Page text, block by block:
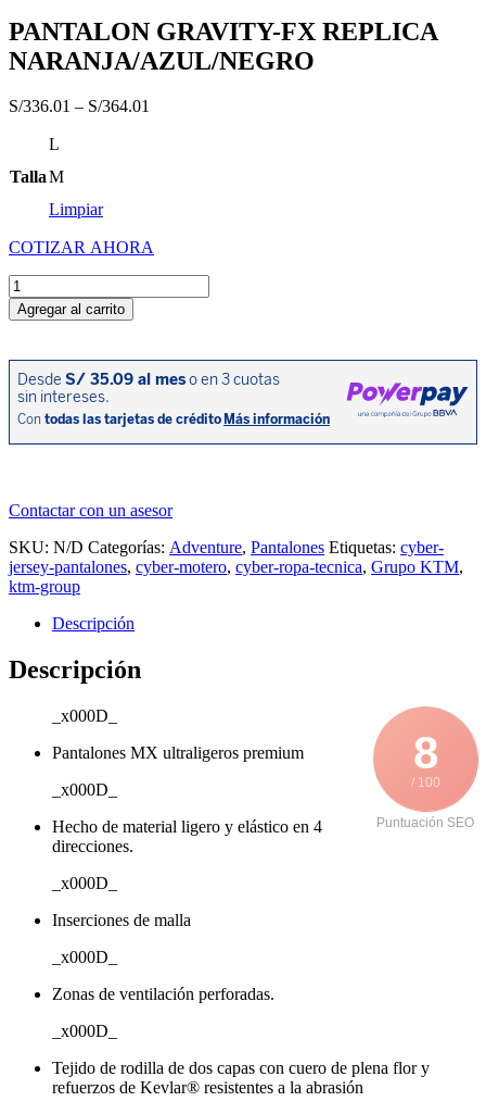
PANTALON GRAVITY-FX REPLICA
NARANJA/AZUL/NEGRO
S/336.01 – S/364.01
Talla
L
M
Limpiar
COTIZAR AHORA
PANTALON
GRAVITY-
FX
NARANJA/AZUL/NEGRO
cantidad
Agregar al carrito
Contactar con un asesor
SKU: N/D Categorías: Adventure, Pantalones Etiquetas: cyber-
jersey-pantalones, cyber-motero, cyber-ropa-tecnica, Grupo KTM,
ktm-group
Descripción
Descripción
8
/ 100
Puntuación SEO
_x000D_
Pantalones MX ultraligeros premium
_x000D_
Hecho de material ligero y elástico en 4
direcciones.
_x000D_
Inserciones de malla
_x000D_
Zonas de ventilación perforadas.
_x000D_
Tejido de rodilla de dos capas con cuero de plena flor y
refuerzos de Kevlar® resistentes a la abrasión